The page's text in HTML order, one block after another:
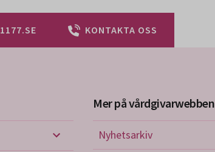
1177.SE KONTAKTA OSS
Vårdriktlinjer
Mer på vårdgivarwebben
Nyhetsarkiv